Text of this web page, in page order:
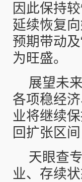
因此保持
延续恢复
预期带动
为旺盛。
展望未
各项稳经
业将继续
回扩张区
天眼查
业、存续